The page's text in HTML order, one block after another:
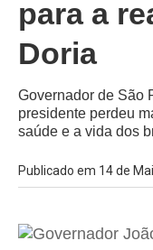
para a
Doria
Governador de São
presidente perdeu
saúde e a vida dos
Publicado em 14 de